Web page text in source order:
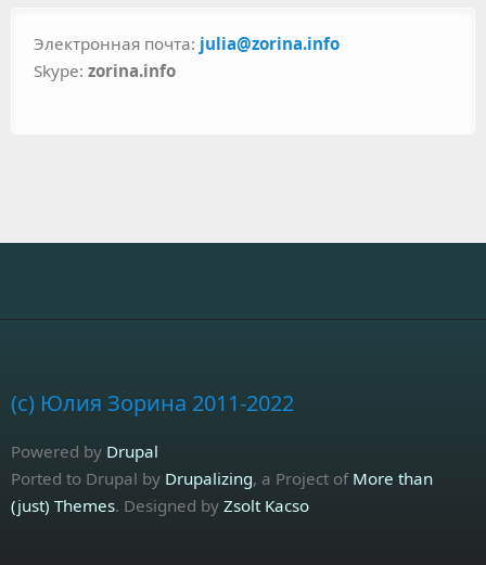
Электронная почта: julia@zorina.info
Skype: zorina.info
(c) Юлия Зорина 2011-2022
Powered by Drupal
Ported to Drupal by Drupalizing, a Project of More than
(just) Themes. Designed by Zsolt Kacso